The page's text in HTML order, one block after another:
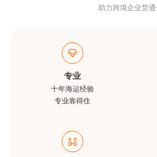
助力跨境企业货
专业
十年海运经验
专业靠得住